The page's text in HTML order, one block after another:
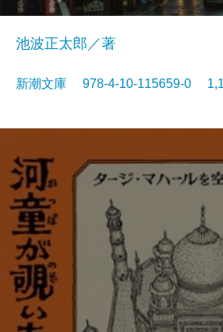
池波正太郎／著
新潮文庫 978-4-10-115659-0